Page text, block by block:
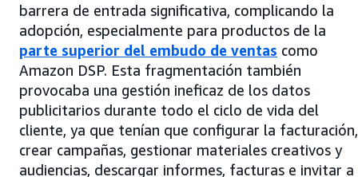
barrera de entrada significativa, complicando la
adopción, especialmente para productos de la
parte superior del embudo de ventas como
Amazon DSP. Esta fragmentación también
provocaba una gestión ineficaz de los datos
publicitarios durante todo el ciclo de vida del
cliente, ya que tenían que configurar la facturación,
crear campañas, gestionar materiales creativos y
audiencias, descargar informes, facturas e invitar a